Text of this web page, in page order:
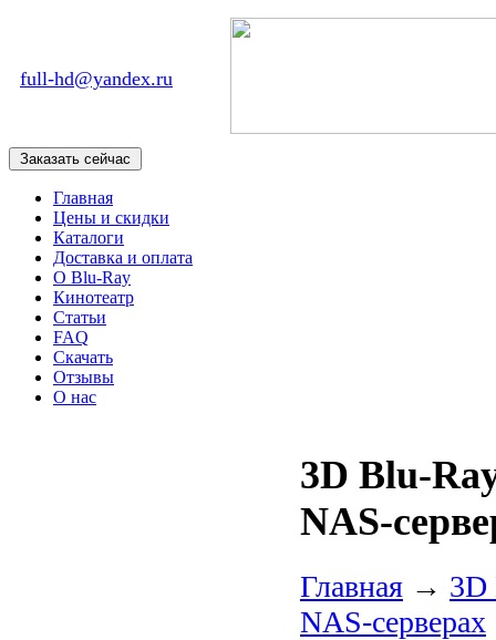
full-hd@yandex.ru
Главная
Цены и скидки
Каталоги
Доставка и оплата
О Blu-Ray
Кинотеатр
Статьи
FAQ
Скачать
Отзывы
О нас
3D Blu-
NAS-
Главная → 3D
NAS-серверах